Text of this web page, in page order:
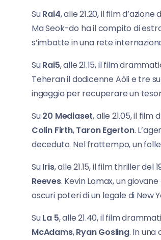
SuRai4, alle 21.20, il film d’azione
Ma Seok-do ha il compito di
s’imbatte in una rete
SuRai5, alle 21.15, il film
Teheran il dodicenne Aòli e tre
ingaggia per recuperare un
Su20 Mediaset, alle 21.05, il film
Colin Firth,Taron Egerton.
deceduto. Nel frattempo, un
SuIris, alle 21.15, il film thriller del
Reeves. Kevin Lomax, un
oscuri poteri di un legale di New
SuLa 5, alle 21.40, il film
McAdams,Ryan Gosling. In una